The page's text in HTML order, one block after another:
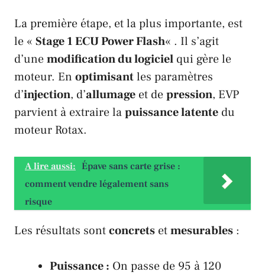
La première étape, et la plus importante, est
le « Stage 1 ECU Power Flash« . Il s’agit
d’unemodification du logiciel qui gère le
moteur. En optimisantles paramètres
d’injection, d’allumage et depression, EVP
parvient à extraire lapuissance latente du
moteur Rotax.
A lire aussi: Épave sans carte grise :
comment vendre légalement sans
risque
Les résultats sontconcrets etmesurables :
Puissance : On passe de 95 à 120